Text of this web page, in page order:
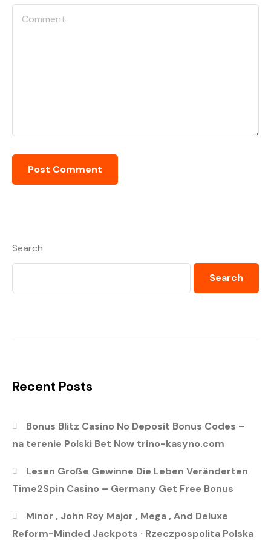
Search
Search
Recent Posts
Bonus Blitz Casino No Deposit Bonus Codes –
na terenie Polski Bet Now trino-kasyno.com
Lesen Große Gewinne Die Leben Veränderten
Time2Spin Casino – Germany Get Free Bonus
Minor , John Roy Major , Mega , And Deluxe
Reform-Minded Jackpots · Rzeczpospolita Polska